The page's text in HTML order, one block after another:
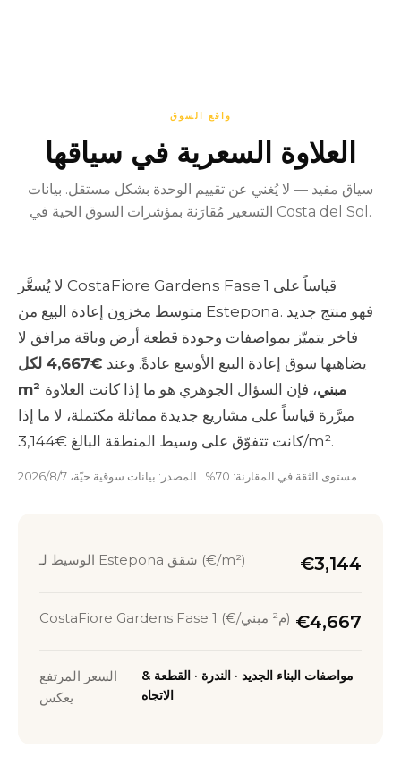
واقع السوق
العلاوة السعرية في سياقها
سياق مفيد — لا يُغني عن تقييم الوحدة بشكل مستقل. بيانات
التسعير مُقارَنة بمؤشرات السوق الحية في Costa del Sol.
لا يُسعَّر CostaFiore Gardens Fase 1 قياساً على
متوسط مخزون إعادة البيع من Estepona. فهو منتج جديد
فاخر يتميّز بمواصفات وجودة قطعة أرض وباقة مرافق لا
يضاهيها سوق إعادة البيع الأوسع عادةً. وعند
€4,667 لكل
m² مبني، فإن السؤال الجوهري هو ما إذا كانت العلاوة
مبرَّرة قياساً على مشاريع جديدة مماثلة مكتملة، لا ما إذا
كانت تتفوّق على وسيط المنطقة البالغ €3,144/m².
مستوى الثقة في المقارنة: 70% · المصدر: بيانات سوقية حيّة، 7‏/8‏/2026
الوسيط لـ Estepona شقق (€/m²) €3,144
CostaFiore Gardens Fase 1 (€/م² مبني) €4,667
السعر المرتفع
يعكس
مواصفات البناء الجديد · الندرة · القطعة &
الاتجاه